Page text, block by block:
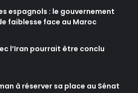
espagnols : le gouvernement
faiblesse face au Maroc
l’Iran pourrait être conclu
à réserver sa place au Sénat